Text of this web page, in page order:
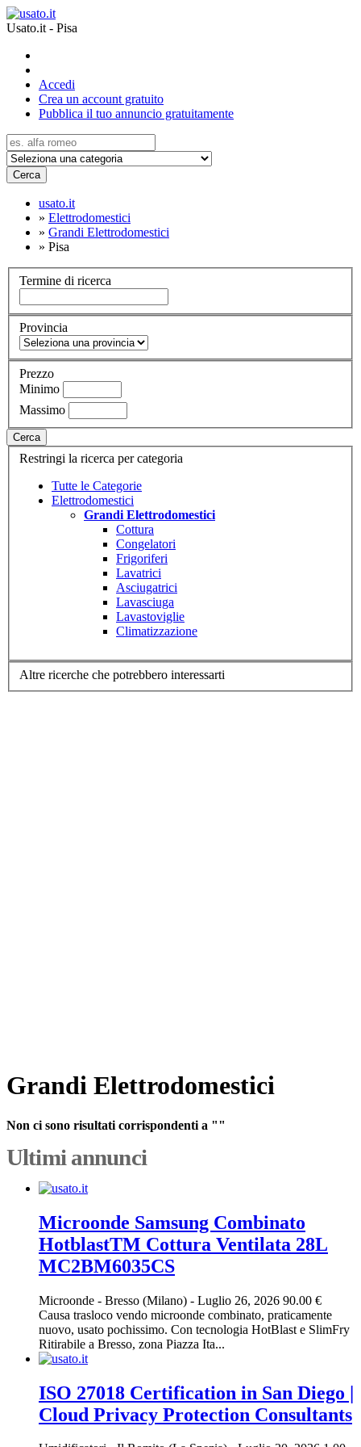
Usato.it - Pisa
Accedi
Crea un account gratuito
Pubblica il tuo annuncio gratuitamente
Cerca
usato.it
» Elettrodomestici
» Grandi Elettrodomestici
» Pisa
Termine di ricerca
Provincia
Prezzo
Minimo
Massimo
Cerca
Restringi la ricerca per categoria
Tutte le Categorie
Elettrodomestici
Grandi Elettrodomestici
Cottura
Congelatori
Frigoriferi
Lavatrici
Asciugatrici
Lavasciuga
Lavastoviglie
Climatizzazione
Altre ricerche che potrebbero interessarti
Grandi Elettrodomestici
Non ci sono risultati corrispondenti a ""
Ultimi annunci
Microonde Samsung Combinato
HotblastTM Cottura Ventilata 28L
MC2BM6035CS
Microonde - Bresso (Milano) - Luglio 26, 2026 90.00 €
Causa trasloco vendo microonde combinato, praticamente
nuovo, usato pochissimo. Con tecnologia HotBlast e SlimFry
Ritirabile a Bresso, zona Piazza Ita...
ISO 27018 Certification in San Diego |
Cloud Privacy Protection Consultants